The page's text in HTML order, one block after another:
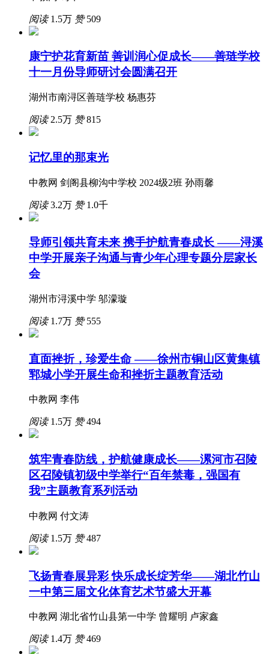
阅读1.5万 赞509
康宁护花育新苗 善训润心促成长——善琏学校
十一月份导师研讨会圆满召开
湖州市南浔区善琏学校 杨惠芬
阅读2.5万 赞815
记忆里的那束光
中教网 剑阁县柳沟中学校 2024级2班 孙雨馨
阅读3.2万 赞1.0千
导师引领共育未来 携手护航青春成长 ——浔溪
中学开展亲子沟通与青少年心理专题分层家长
会
湖州市浔溪中学 邬濛璇
阅读1.7万 赞555
直面挫折，珍爱生命 ——徐州市铜山区黄集镇
郓城小学开展生命和挫折主题教育活动
中教网 李伟
阅读1.5万 赞494
筑牢青春防线，护航健康成长——漯河市召陵
区召陵镇初级中学举行“百年禁毒，强国有
我”主题教育系列活动
中教网 付文涛
阅读1.5万 赞487
飞扬青春展异彩 快乐成长绽芳华——湖北竹山
一中第三届文化体育艺术节盛大开幕
中教网 湖北省竹山县第一中学 曾耀明 卢家鑫
阅读1.4万 赞469